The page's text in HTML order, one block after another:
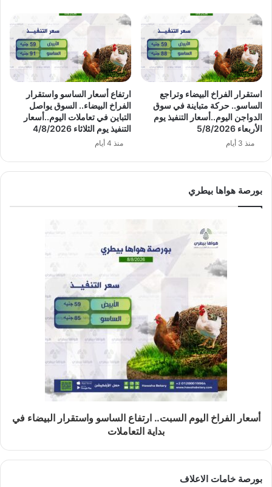
استقرار الفراخ البيضاء وتراجع
الساسو.. حركة متباينة في سوق
الدواجن اليوم..أسعار التنفيذ يوم
الأربعاء 5/8/2026
منذ 3 أيام
ارتفاع أسعار الساسو واستقرار
الفراخ البيضاء.. السوق يواصل
التباين في تعاملات اليوم..أسعار
التنفيذ يوم الثلاثاء 4/8/2026
منذ 4 أيام
بورصة هواها بيطري
أسعار الفراخ اليوم السبت.. ارتفاع الساسو واستقرار البيضاء في
بداية التعاملات
بورصة خامات الاعلاف